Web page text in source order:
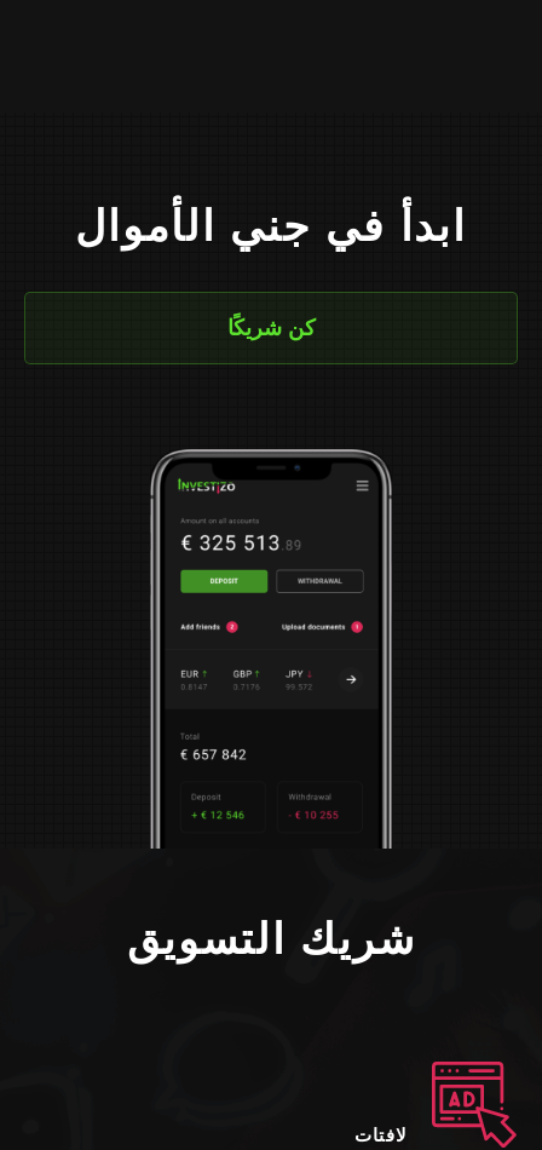
ابدأ في جني الأموال
كن شريكًا
شريك التسويق
لافتات